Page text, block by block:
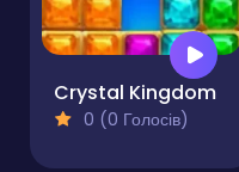
Crystal Kingdom
0 (0 Голосів)